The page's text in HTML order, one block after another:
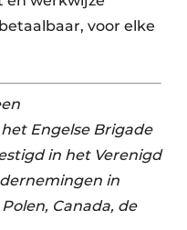
voor elke
Engelse Brigade
in het Verenigd
in
Canada, de